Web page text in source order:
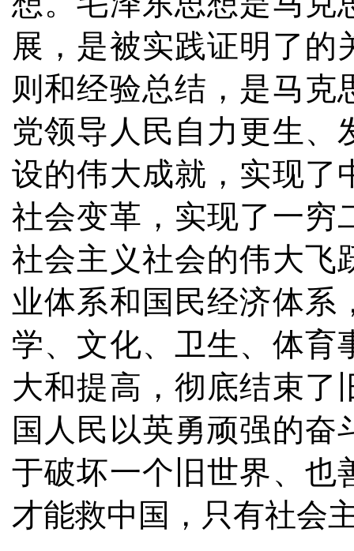
展，是被实践证明了的
则和经验总结，是马克
党领导人民自力更生、
设的伟大成就，实现了
社会变革，实现了一穷
社会主义社会的伟大飞
业体系和国民经济体系
学、文化、卫生、体育
大和提高，彻底结束了
国人民以英勇顽强的
于破坏一个旧世界、也
才能救中国，只有社会